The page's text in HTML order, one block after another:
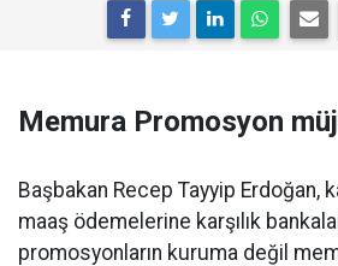
Memura Promosyon
Başbakan Recep Tayyip Erdoğan,
maaş ödemelerine karşılık
promosyonların kuruma değil